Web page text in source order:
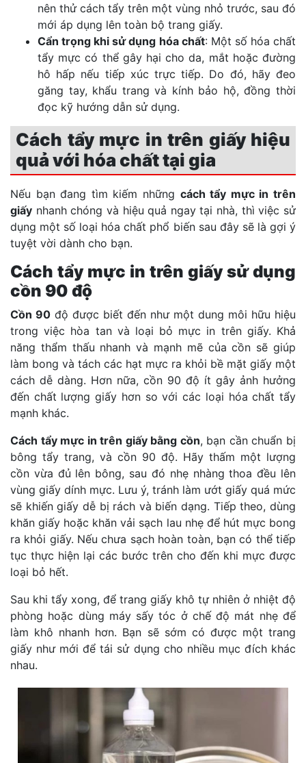
nên thử cách tẩy trên một vùng nhỏ trước, sau đó
mới áp dụng lên toàn bộ trang giấy.
Cẩn trọng khi sử dụng hóa chất: Một số hóa chất
tẩy mực có thể gây hại cho da, mắt hoặc đường
hô hấp nếu tiếp xúc trực tiếp. Do đó, hãy đeo
găng tay, khẩu trang và kính bảo hộ, đồng thời
đọc kỹ hướng dẫn sử dụng.
Cách tẩy mực in trên giấy hiệu
quả với hóa chất tại gia
Nếu bạn đang tìm kiếm những cách tẩy mực in trên
giấy nhanh chóng và hiệu quả ngay tại nhà, thì việc sử
dụng một số loại hóa chất phổ biến sau đây sẽ là gợi ý
tuyệt vời dành cho bạn.
Cách tẩy mực in trên giấy sử dụng
cồn 90 độ
Cồn 90 độ được biết đến như một dung môi hữu hiệu
trong việc hòa tan và loại bỏ mực in trên giấy. Khả
năng thẩm thấu nhanh và mạnh mẽ của cồn sẽ giúp
làm bong và tách các hạt mực ra khỏi bề mặt giấy một
cách dễ dàng. Hơn nữa, cồn 90 độ ít gây ảnh hưởng
đến chất lượng giấy hơn so với các loại hóa chất tẩy
mạnh khác.
Cách tẩy mực in trên giấy bằng cồn, bạn cần chuẩn bị
bông tẩy trang, và cồn 90 độ. Hãy thấm một lượng
cồn vừa đủ lên bông, sau đó nhẹ nhàng thoa đều lên
vùng giấy dính mực. Lưu ý, tránh làm ướt giấy quá mức
sẽ khiến giấy dễ bị rách và biến dạng. Tiếp theo, dùng
khăn giấy hoặc khăn vải sạch lau nhẹ để hút mực bong
ra khỏi giấy. Nếu chưa sạch hoàn toàn, bạn có thể tiếp
tục thực hiện lại các bước trên cho đến khi mực được
loại bỏ hết.
Sau khi tẩy xong, để trang giấy khô tự nhiên ở nhiệt độ
phòng hoặc dùng máy sấy tóc ở chế độ mát nhẹ để
làm khô nhanh hơn. Bạn sẽ sớm có được một trang
giấy như mới để tái sử dụng cho nhiều mục đích khác
nhau.